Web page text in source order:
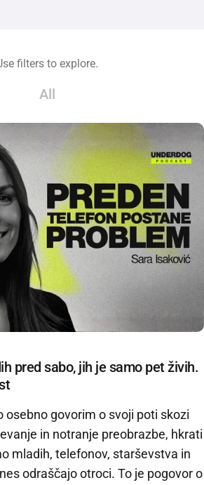
filters to explore.
All
pred sabo, jih je samo pet živih.
osebno govorim o svoji poti skozi
in notranje preobrazbe, hkrati
mladih, telefonov, starševstva in
odraščajo otroci. To je pogovor o